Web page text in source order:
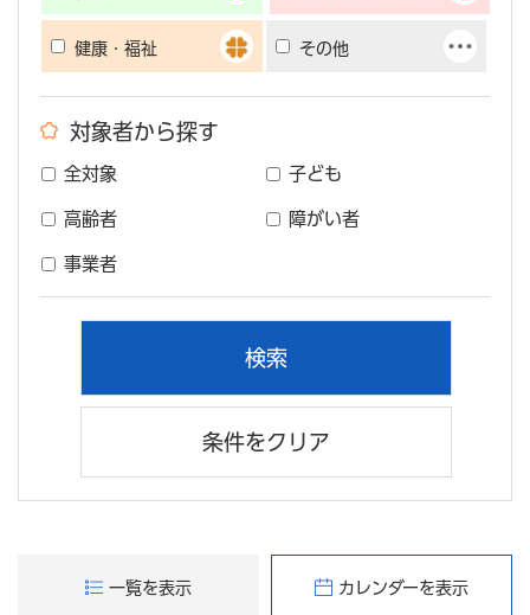
健康・福祉 その他
対象者から探す
全対象 子ども
高齢者 障がい者
事業者
条件をクリア
一覧を表示 カレンダーを表示